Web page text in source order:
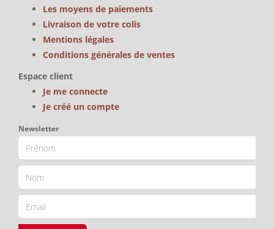
Les moyens de paiements
Livraison de votre colis
Mentions légales
Conditions générales de ventes
Espace client
Je me connecte
Je créé un compte
Newsletter